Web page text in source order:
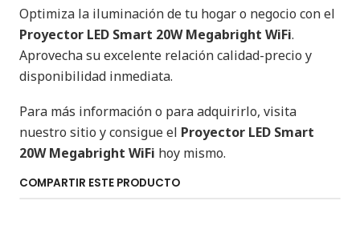
Optimiza la iluminación de tu hogar o negocio con el
Proyector LED Smart 20W Megabright WiFi.
Aprovecha su excelente relación calidad-precio y
disponibilidad inmediata.
Para más información o para adquirirlo, visita
nuestro sitio y consigue el Proyector LED Smart
20W Megabright WiFi hoy mismo.
COMPARTIR ESTE PRODUCTO